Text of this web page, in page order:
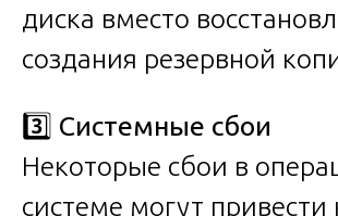
диска вместо
создания резервной
3️⃣ Системные сбои
Некоторые сбои в
системе могут привести